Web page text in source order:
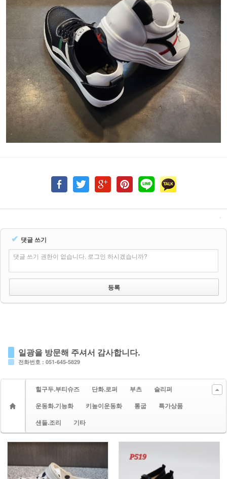
✔ 댓글 쓰기
댓글 쓰기 권한이 없습니다. 로그인 하시겠습니까?
일광을 방문해 주셔서 감사합니다.
전화번호 : 051-645-5829
힐구두.부티슈즈 단화.로퍼 부츠
슬리퍼
운동화.기능화
키높이운동화 통굽
특가상품
샌들.조리
기타